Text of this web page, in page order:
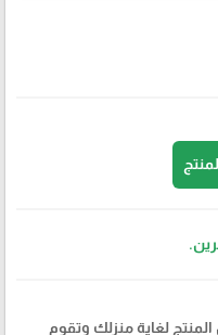
لغاية منزلك وتقوم